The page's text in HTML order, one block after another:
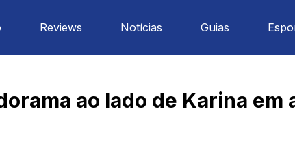
Reviews Notícias Guias
ao lado de Karina em